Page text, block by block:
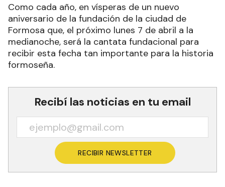
Como cada año, en vísperas de un nuevo
aniversario de la fundación de la ciudad de
Formosa que, el próximo lunes 7 de abril a la
medianoche, será la cantata fundacional para
recibir esta fecha tan importante para la historia
formoseña.
Recibí las noticias en tu email
RECIBIR NEWSLETTER